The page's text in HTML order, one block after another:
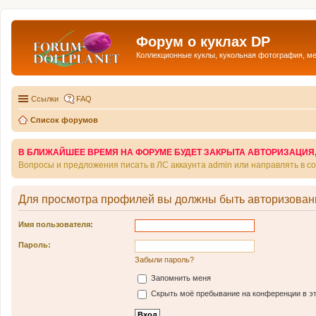
Форум о куклах DP
Коллекционные куклы, кукольная фотография,
Ссылки FAQ
Список форумов
В БЛИЖАЙШЕЕ ВРЕМЯ НА ФОРУМЕ БУДЕТ ЗАКРЫТА
Вопросы и предложения писать в ЛС аккаунта admin или направлять в
Для просмотра профилей вы должны быть
Имя пользователя:
Пароль:
Забыли пароль?
Запомнить меня
Скрыть моё пребывание на конференции в